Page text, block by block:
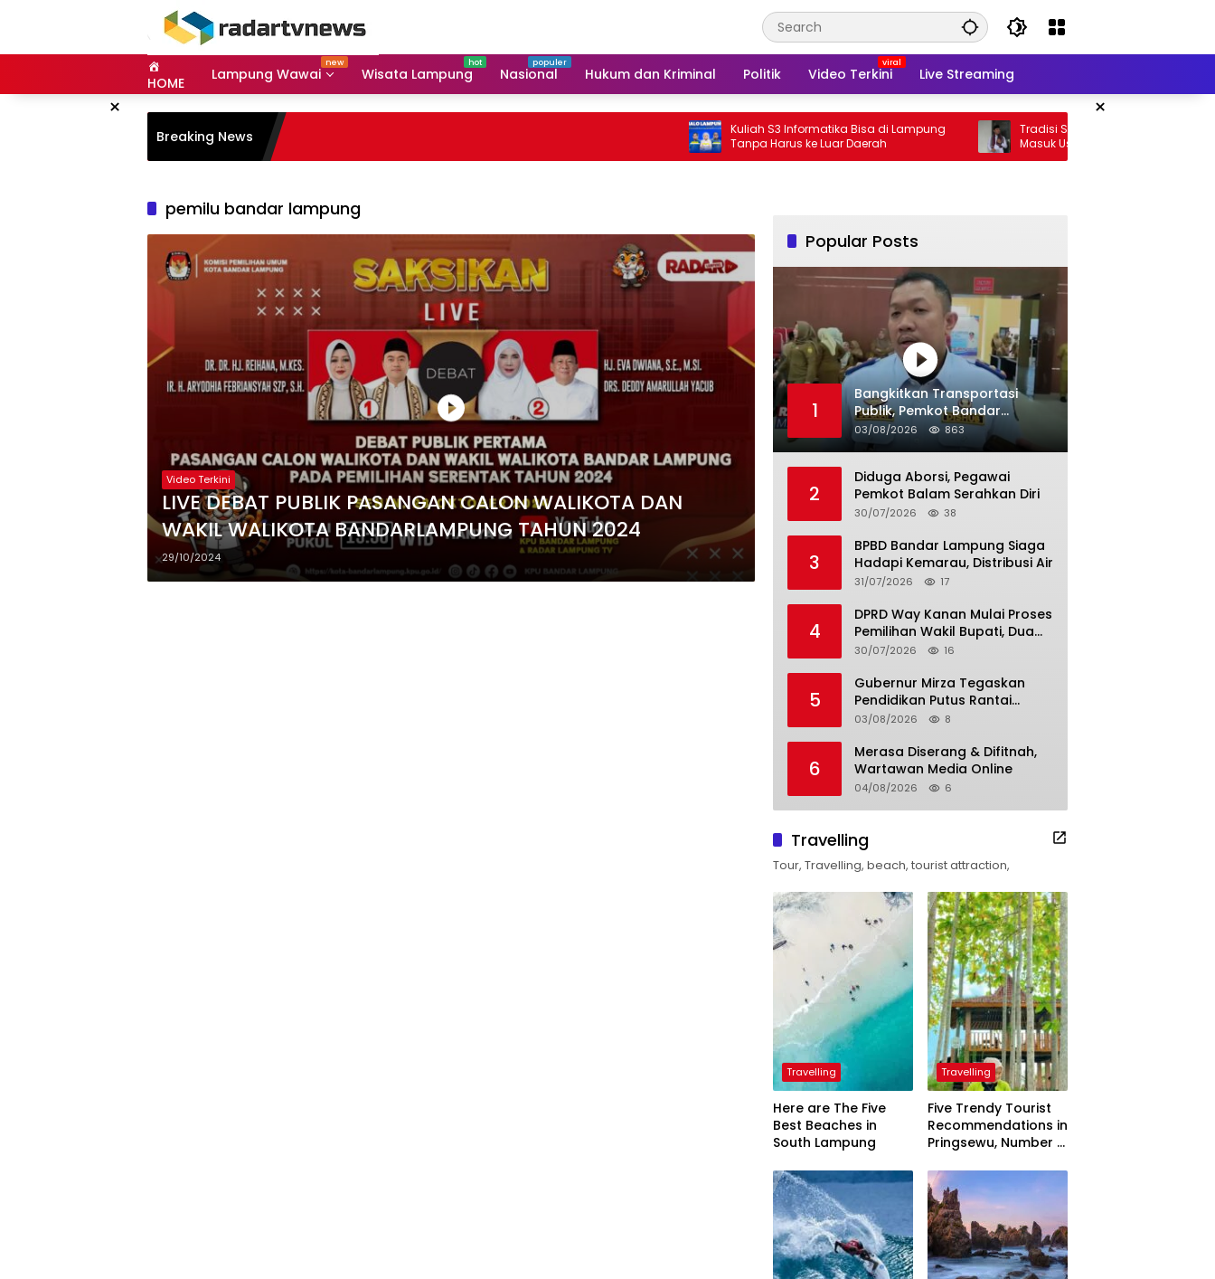
HOME Lampung Wawai Wisata Lampung Nasional Hukum dan Kriminal Politik Video Terkini Live Streaming
× ×
Breaking News
Kuliah S3 Informatika Bisa di Lampung
Tanpa Harus ke Luar Daerah
Tradisi Sedekah Bumi Sumur Kumbang
Masuk Usia 206 Tahun
pemilu bandar lampung
Video Terkini
LIVE DEBAT PUBLIK PASANGAN CALON WALIKOTA DAN
WAKIL WALIKOTA BANDARLAMPUNG TAHUN 2024
29/10/2024
Popular Posts
1
Bangkitkan Transportasi
Publik, Pemkot Bandar
Lampung Uji Coba Bus Umum
03/08/2026 863
2
Diduga Aborsi, Pegawai
Pemkot Balam Serahkan Diri
30/07/2026 38
3
BPBD Bandar Lampung Siaga
Hadapi Kemarau, Distribusi Air
31/07/2026 17
4
DPRD Way Kanan Mulai Proses
Pemilihan Wakil Bupati, Dua
Nama Resmi Bersaing
30/07/2026 16
5
Gubernur Mirza Tegaskan
Pendidikan Putus Rantai
Kemiskinan
03/08/2026 8
6
Merasa Diserang & Difitnah,
Wartawan Media Online
04/08/2026 6
Travelling
Tour, Travelling, beach, tourist attraction,
Travelling
Here are The Five
Best Beaches in
South Lampung
Travelling
Five Trendy Tourist
Recommendations in
Pringsewu, Number 3
President